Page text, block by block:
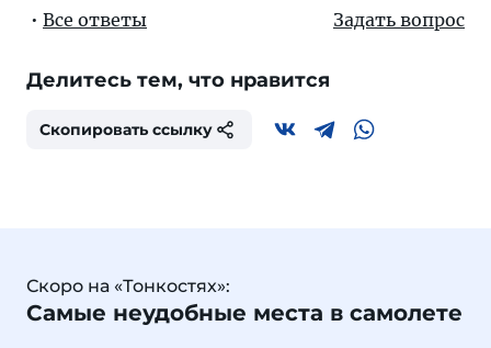
• Все ответы Задать вопрос
Делитесь тем, что нравится
Скопировать ссылку
Скоро на «Тонкостях»:
Самые неудобные места в самолете